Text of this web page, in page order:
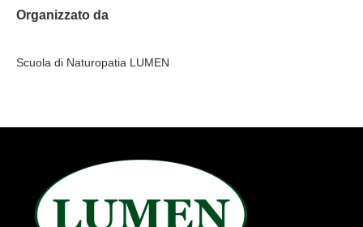
Organizzato da
Scuola di Naturopatia LUMEN